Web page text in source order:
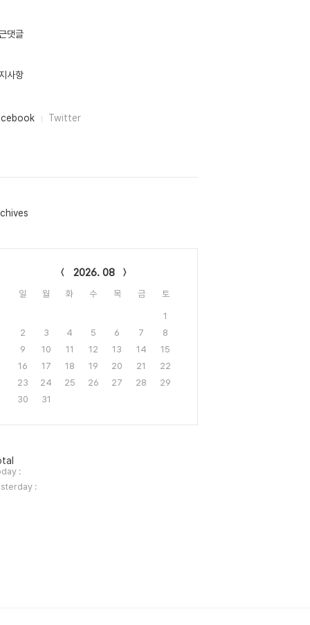
댓글
사항
Twitter
2026. 08
일 월 화 수 목 금 토
1
2
3 4 5 6 7
8
9
10 11 12 13 14
15
16
17 18 19 20 21
22
23
24 25 26 27 28
29
30
31
:
: